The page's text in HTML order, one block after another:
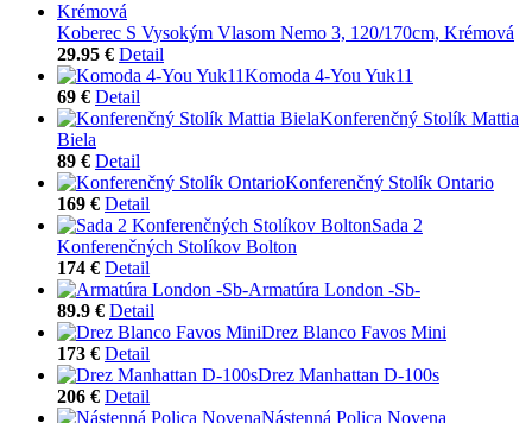
Koberec S Vysokým Vlasom Nemo 3, 120/170cm, Krémová
29.95 € Detail
Komoda 4-You Yuk11
69 € Detail
Konferenčný Stolík Mattia
Biela
89 € Detail
Konferenčný Stolík Ontario
169 € Detail
Sada 2
Konferenčných Stolíkov Bolton
174 € Detail
Armatúra London -Sb-
89.9 € Detail
Drez Blanco Favos Mini
173 € Detail
Drez Manhattan D-100s
206 € Detail
Nástenná Polica Novena